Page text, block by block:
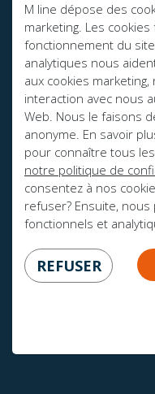
M line dépose des
marketing. Les
fonctionnement du
analytiques nous
aux cookies
interaction avec nous
Web. Nous le faisons
anonyme. En savoir
pour connaître tous
notre politique de
consentez à nos
refuser? Ensuite,
fonctionnels et
REFUSER
FIER SPONSOR DE:
AVEZ-VOUS DES